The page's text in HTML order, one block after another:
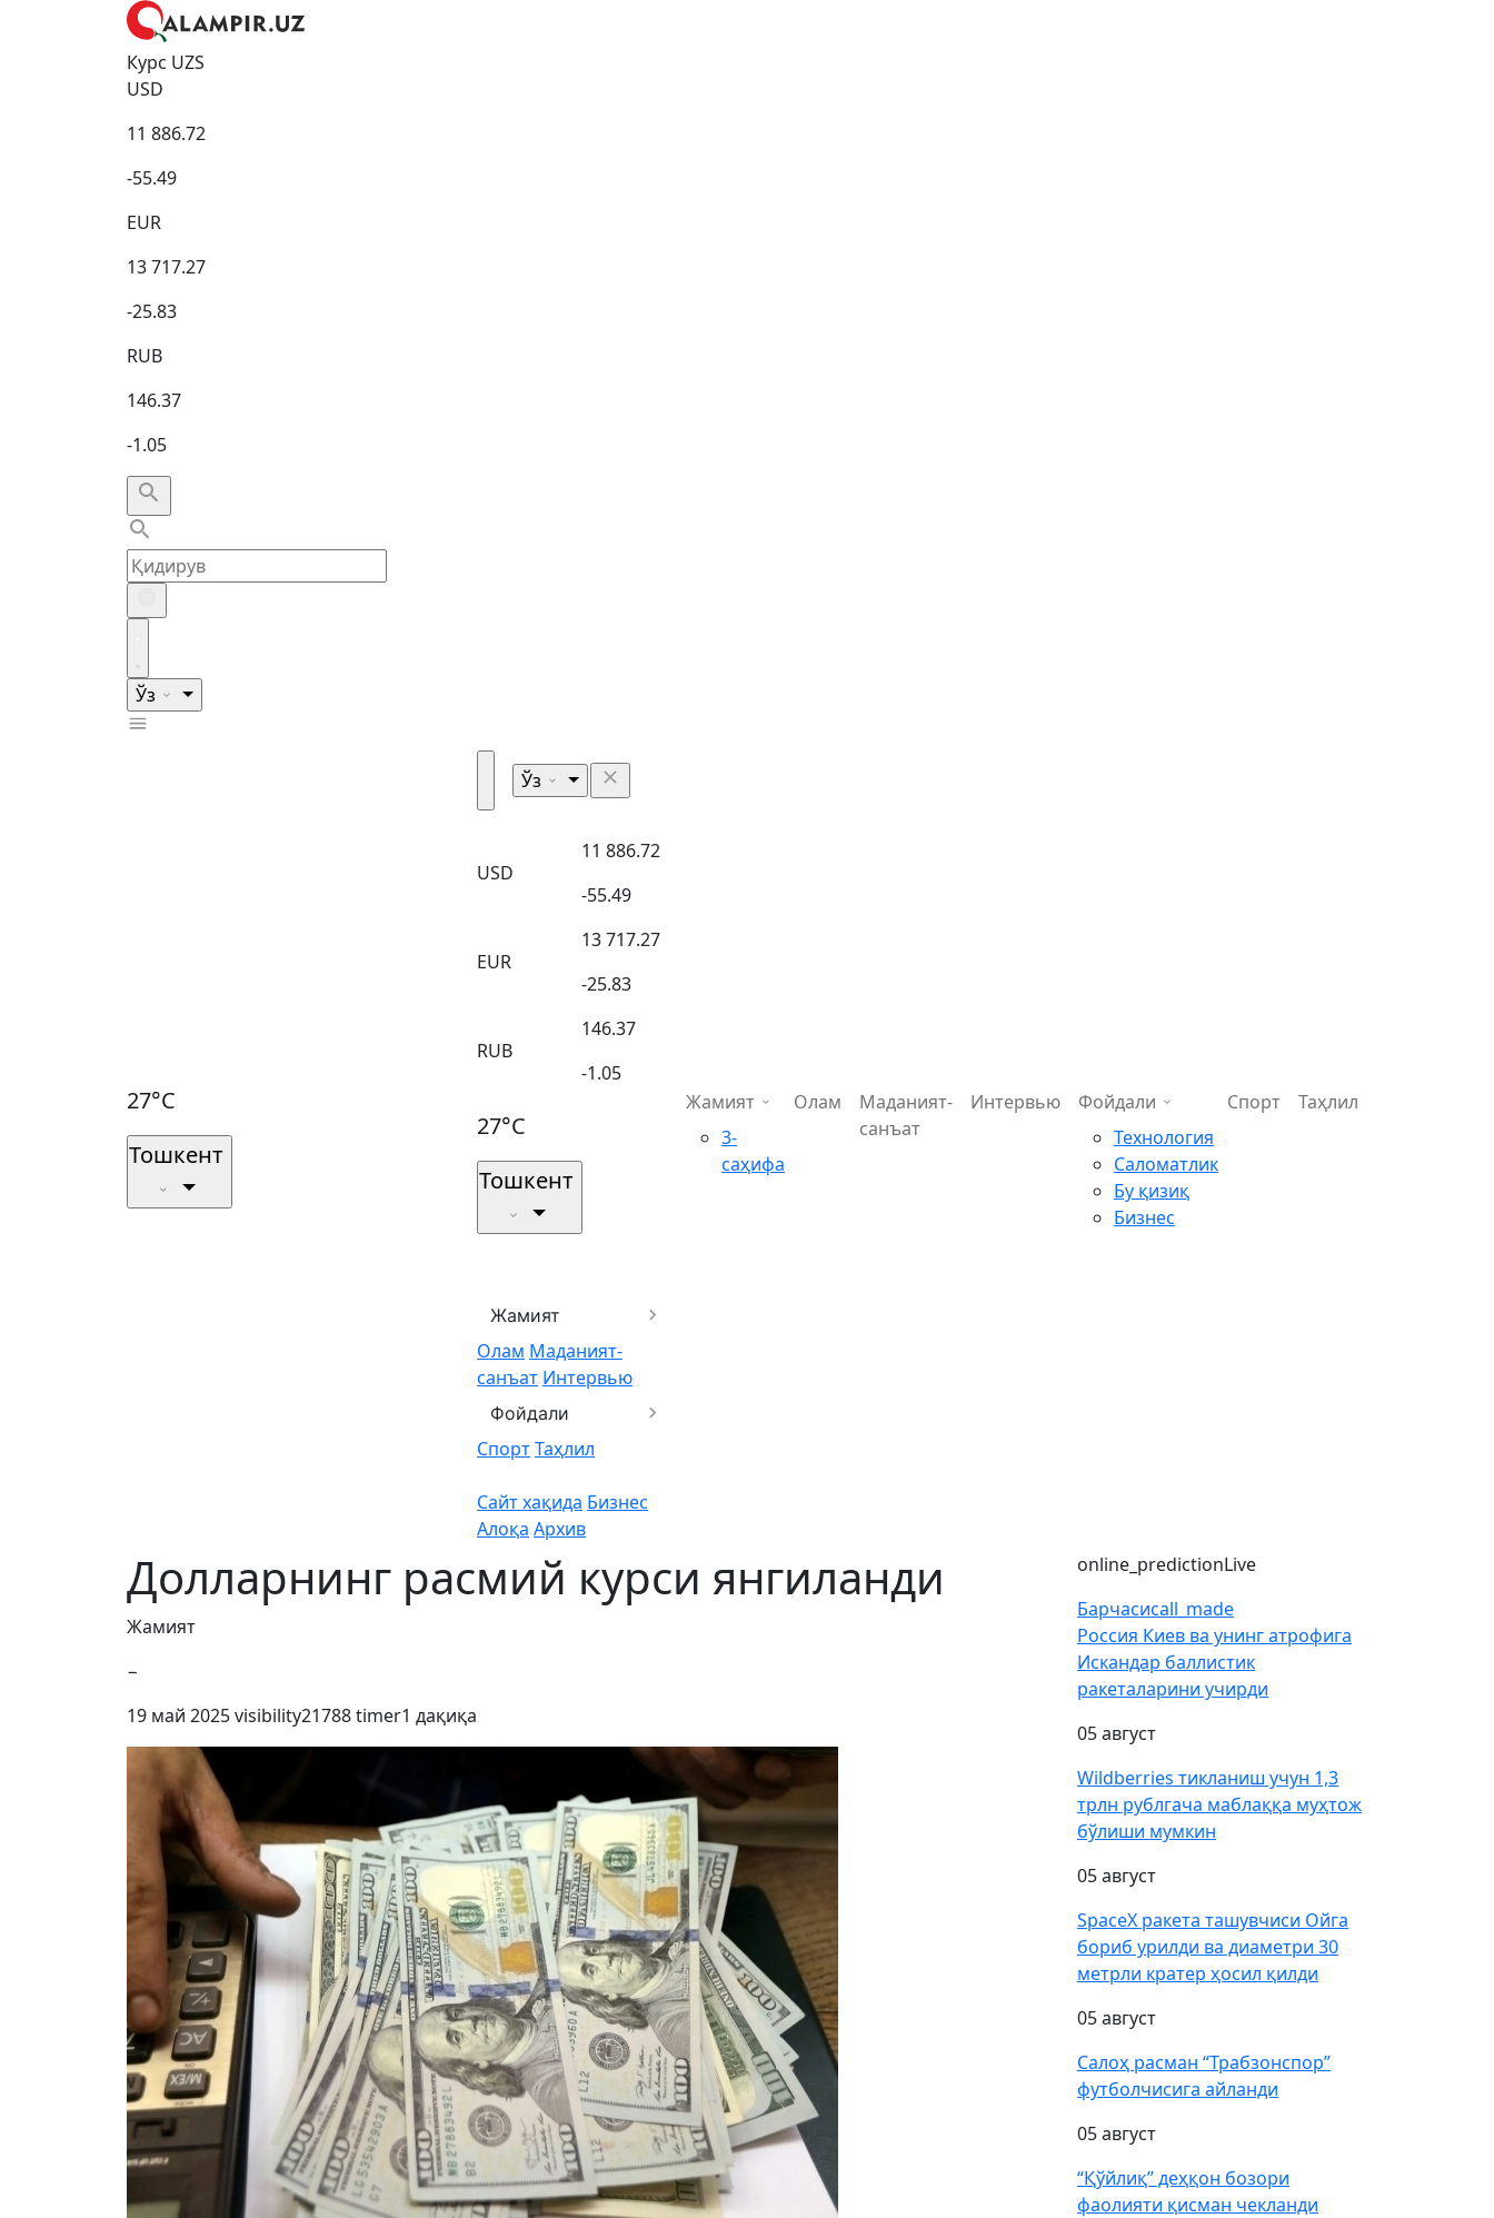
Курс UZS
USD
11 886.72
-55.49
EUR
13 717.27
-25.83
RUB
146.37
-1.05
Ўз
27°C
Тошкент
Ўз
USD
11 886.72
-55.49
EUR
13 717.27
-25.83
RUB
146.37
-1.05
27°C
Тошкент
Жамият
Олам Маданият-
санъат Интервью
Фойдали
СпортТаҳлил
Сайт хақида Бизнес
Алоқа Архив
Жамият
3-
саҳифа
Олам
Маданият-
санъат
Интервью
Фойдали
Технология
Саломатлик
Бу қизиқ
Бизнес
Спорт Таҳлил
Долларнинг расмий курси янгиланди
Жамият
−
19 май 2025visibility21788timer1 дақиқа
online_predictionLive
Барчасиcall_made
Россия Киев ва унинг атрофига
Искандар баллистик
ракеталарини учирди
05 август
Wildberries тикланиш учун 1,3
трлн рублгача маблаққа муҳтож
бўлиши мумкин
05 август
SpaceX ракета ташувчиси Ойга
бориб урилди ва диаметри 30
метрли кратер ҳосил қилди
05 август
Салоҳ расман “Трабзонспор”
футболчисига айланди
05 август
“Қўйлиқ” деҳқон бозори
фаолияти қисман чекланди